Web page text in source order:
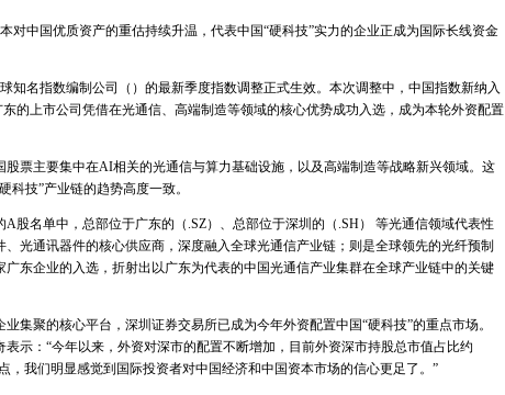
对中国优质资产的重估持续升温，代表中国“硬科技”实力的企业正成为国际长线资金
知名指数编制公司（）的最新季度指数调整正式生效。本次调整中，中国指数新纳入
的上市公司凭借在光通信、高端制造等领域的核心优势成功入选，成为本轮外资配置
股票主要集中在AI相关的光通信与算力基础设施，以及高端制造等战略新兴领域。这
科技”产业链的趋势高度一致。
股名单中，总部位于广东的（.SZ）、总部位于深圳的（.SH） 等光通信领域代表性
光通讯器件的核心供应商，深度融入全球光通信产业链；则是全球领先的光纤预制
广东企业的入选，折射出以广东为代表的中国光通信产业集群在全球产业链中的关键
集聚的核心平台，深圳证券交易所已成为今年外资配置中国“硬科技”的重点市场。
示：“今年以来，外资对深市的配置不断增加，目前外资深市持股总市值占比约
，我们明显感觉到国际投资者对中国经济和中国资本市场的信心更足了。”